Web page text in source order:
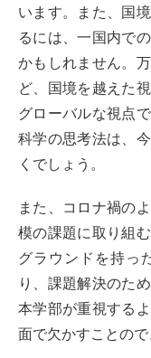
います。また、国
るには、一国内で
かもしれません。
ど、国境を越えた
グローバルな視点
科学の思考法は、
くでしょう。
また、コロナ禍の
模の課題に取り組
グラウンドを持っ
り、課題解決のた
本学部が重視する
面で欠かすことので